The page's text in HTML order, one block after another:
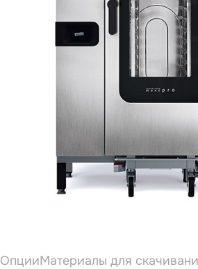
ОпцииМатериалы для